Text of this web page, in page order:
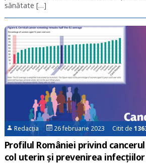
sănătate […]
Redacția 26 februarie 2023 Citit de
Profilul României privind
col uterin și prevenirea infecțiilor